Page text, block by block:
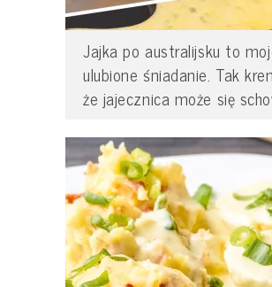
Jajka po australijsku to
ulubione śniadanie. Tak
że jajecznica może się